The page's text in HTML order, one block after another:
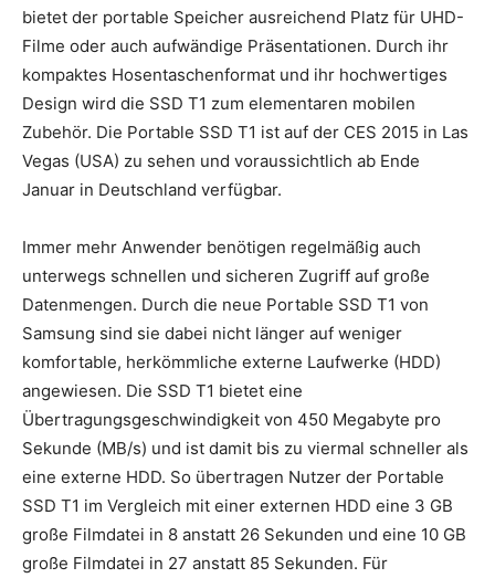
bietet der portable Speicher ausreichend Platz für UHD-
Filme oder auch aufwändige Präsentationen. Durch ihr
kompaktes Hosentaschenformat und ihr hochwertiges
Design wird die SSD T1 zum elementaren mobilen
Zubehör. Die Portable SSD T1 ist auf der CES 2015 in Las
Vegas (USA) zu sehen und voraussichtlich ab Ende
Januar in Deutschland verfügbar.
Immer mehr Anwender benötigen regelmäßig auch
unterwegs schnellen und sicheren Zugriff auf große
Datenmengen. Durch die neue Portable SSD T1 von
Samsung sind sie dabei nicht länger auf weniger
komfortable, herkömmliche externe Laufwerke (HDD)
angewiesen. Die SSD T1 bietet eine
Übertragungsgeschwindigkeit von 450 Megabyte pro
Sekunde (MB/s) und ist damit bis zu viermal schneller als
eine externe HDD. So übertragen Nutzer der Portable
SSD T1 im Vergleich mit einer externen HDD eine 3 GB
große Filmdatei in 8 anstatt 26 Sekunden und eine 10 GB
große Filmdatei in 27 anstatt 85 Sekunden. Für